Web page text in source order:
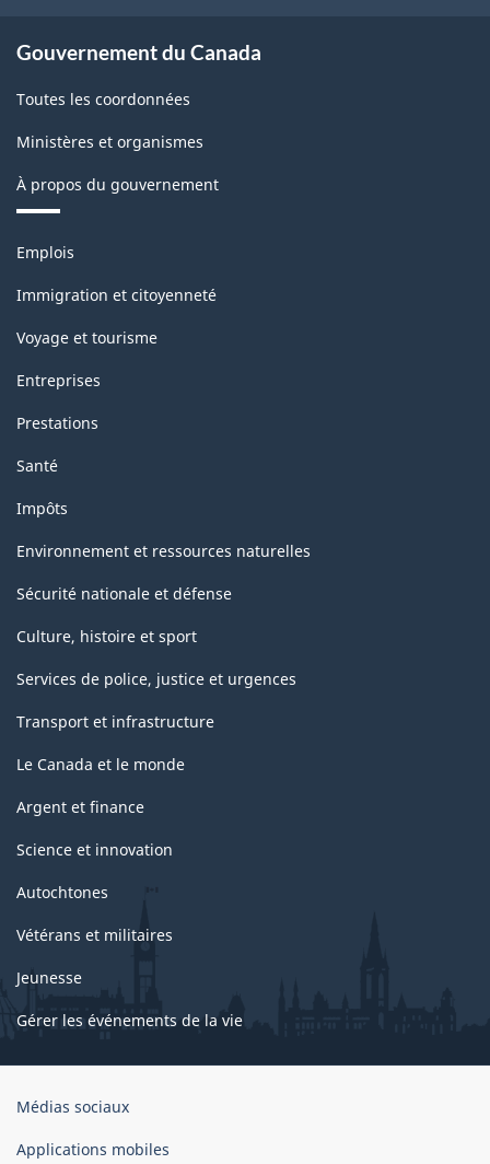
Gouvernement du Canada
Toutes les coordonnées
Ministères et organismes
À propos du gouvernement
Thèmes
sujets
Emplois
Immigration et citoyenneté
Voyage et tourisme
Entreprises
Prestations
Santé
Impôts
Environnement et ressources naturelles
Sécurité nationale et défense
Culture, histoire et sport
Services de police, justice et urgences
Transport et infrastructure
Le Canada et le monde
Argent et finance
Science et innovation
Autochtones
Vétérans et militaires
Jeunesse
Gérer les événements de la vie
Organisation
gouvernement
Médias sociaux
Applications mobiles